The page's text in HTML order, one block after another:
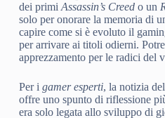
dei primi Assassin’s Creedo un
solo per onorare la memoria di
capire come si è evoluto il
per arrivare ai titoli odierni.
apprezzamento per le radici del
Per i gamer esperti, la notizia
offre uno spunto di riflessione
era solo legata allo sviluppo di